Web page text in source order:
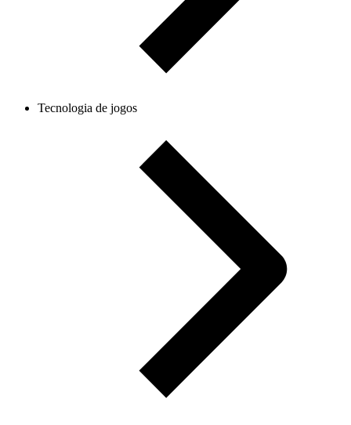
Tecnologia de jogos